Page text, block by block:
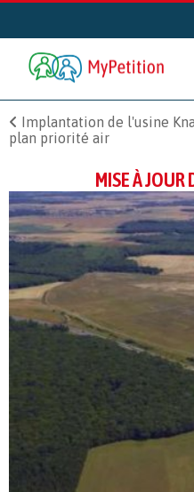
Implantation de l'usine
plan priorité air
MISE À JOUR